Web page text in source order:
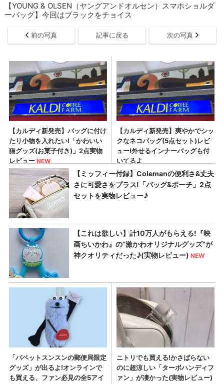
【YOUNG & OLSEN（ヤングアンドオルセン）スマホショルダ
ーバッグ】今回はブラックをチョイス
前の写真 記事に戻る 次の写真